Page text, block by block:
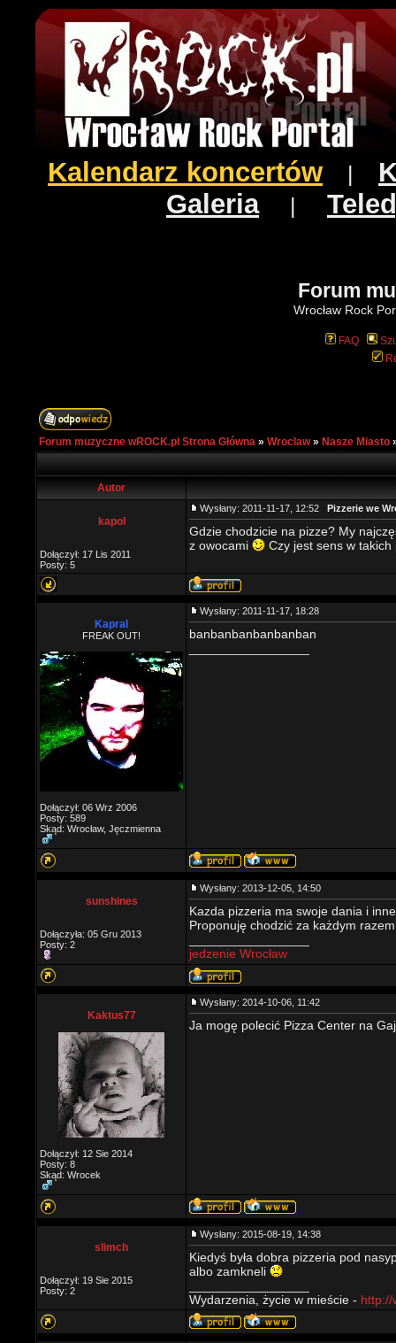
Kalendarz koncertów
Galeria|
Forum
Wrocław Rock
FAQ
Forum muzyczne wROCK.pl Strona Główna » Wroclaw» Nasze Miasto
Autor
kapol
Dołączył: 17 Lis 2011
Posty: 5
Wysłany: 2011-11-17, 12:52 Pizzerie we
Gdzie chodzicie na pizze? My
z owocami
Czy jest sens w
Kapral
FREAK OUT!
Dołączył: 06 Wrz 2006
Posty: 589
Skąd: Wrocław, Jęczmienna
Wysłany: 2011-11-17, 18:28
banbanbanbanbanban
sunshines
Dołączyła: 05 Gru 2013
Posty: 2
Wysłany: 2013-12-05, 14:50
Kazda pizzeria ma swoje dania i
Proponuję chodzić za każdym
jedzenie Wrocław
Kaktus77
Dołączył: 12 Sie 2014
Posty: 8
Skąd: Wrocek
Wysłany: 2014-10-06, 11:42
Ja mogę polecić Pizza Center na
slimch
Dołączył: 19 Sie 2015
Posty: 2
Wysłany: 2015-08-19, 14:38
Kiedyś była dobra pizzeria pod
albo zamkneli
Wydarzenia, życie w mieście - http://